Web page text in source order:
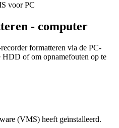
voor PC
- computer
formatteren via de PC-
of om opnamefouten op te
(VMS) heeft geïnstalleerd.